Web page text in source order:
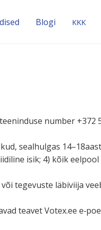
Blogi KKK
number +372
sealhulgas
isik; 4) kõik
tegevuste läbiviija
teavet Votex.ee